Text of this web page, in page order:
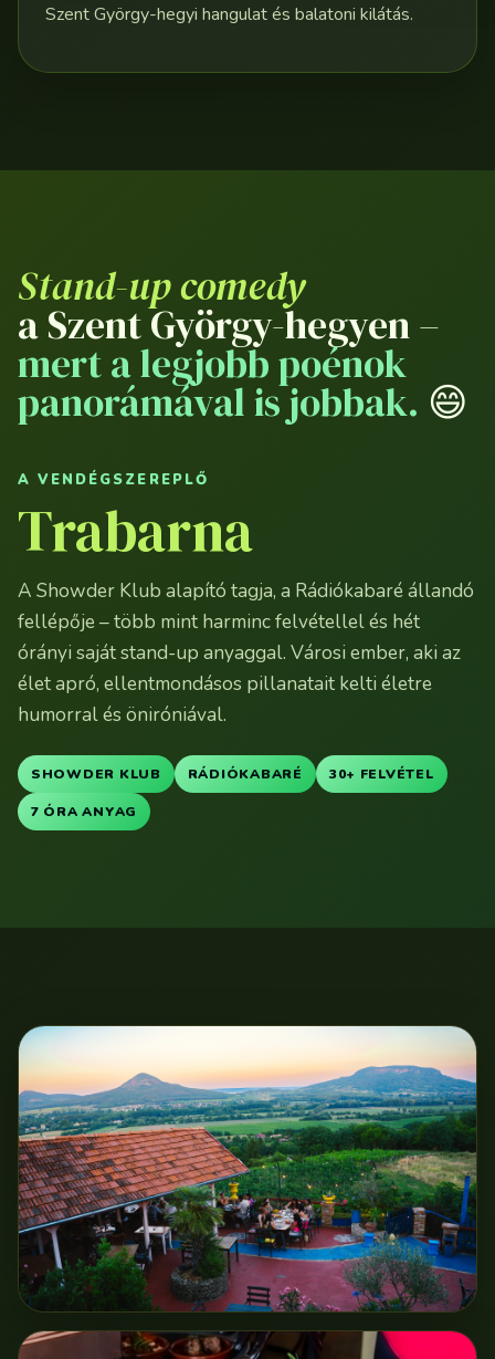
Szent György-hegyi hangulat és balatoni kilátás.
Stand-up comedy
a Szent György-hegyen –
mert a legjobb poénok
panorámával is jobbak. 😄
A VENDÉGSZEREPLŐ
Trabarna
A Showder Klub alapító tagja, a Rádiókabaré állandó
fellépője – több mint harminc felvétellel és hét
órányi saját stand-up anyaggal. Városi ember, aki az
élet apró, ellentmondásos pillanatait kelti életre
humorral és öniróniával.
SHOWDER KLUB RÁDIÓKABARÉ 30+ FELVÉTEL
7 ÓRA ANYAG